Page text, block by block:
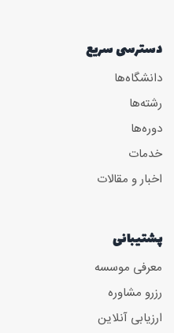
دسترسی سریع
دانشگاه‌ها
رشته‌ها
دوره‌ها
خدمات
اخبار و مقالات
پشتیبانی
معرفی موسسه
رزرو مشاوره
ارزیابی آنلاین